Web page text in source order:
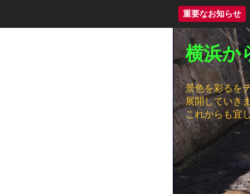
重要なお知らせ
横浜か
景色を彩るを
展開していき
これからも宜